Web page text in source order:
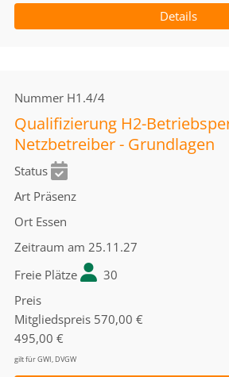
Details
Nummer H1.4/4
Qualifizierung H2-
Netzbetreiber - Grundlagen
Status
Art Präsenz
Ort Essen
Zeitraum am 25.11.27
Freie Plätze
30
Preis
Mitgliedspreis 570,00 €
495,00 €
gilt für GWI, DVGW